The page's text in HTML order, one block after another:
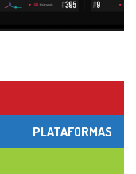
PLATAFORMAS